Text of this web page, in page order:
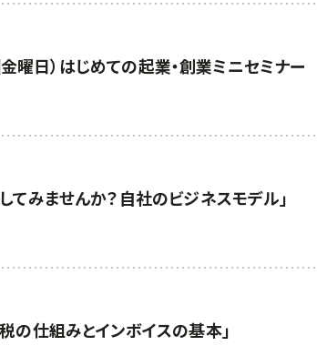
曜日）はじめての起業・創業ミニセミナー
てみませんか？自社のビジネスモデル」
の仕組みとインボイスの基本」